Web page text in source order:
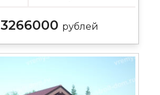
3266000 рублей